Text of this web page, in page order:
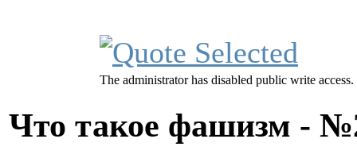
The administrator has disabled public write access.
Что такое фашизм -